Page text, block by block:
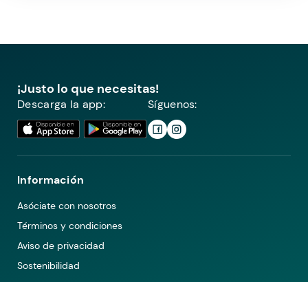
¡Justo lo que necesitas!
Descarga la app: Síguenos:
Información
Asóciate con nosotros
Términos y condiciones
Aviso de privacidad
Sostenibilidad